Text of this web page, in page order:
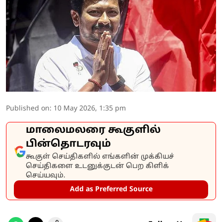
Published on: 10 May 2026, 1:35 pm
மாலைமலரை கூகுளில்
பின்தொடரவும்
கூகுள் செய்திகளில் எங்களின் முக்கியச்
செய்திகளை உடனுக்குடன் பெற கிளிக்
செய்யவும்.
Add as Preferred Source